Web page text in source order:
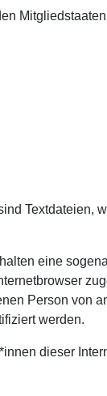
eine
Person
werden.
dieser